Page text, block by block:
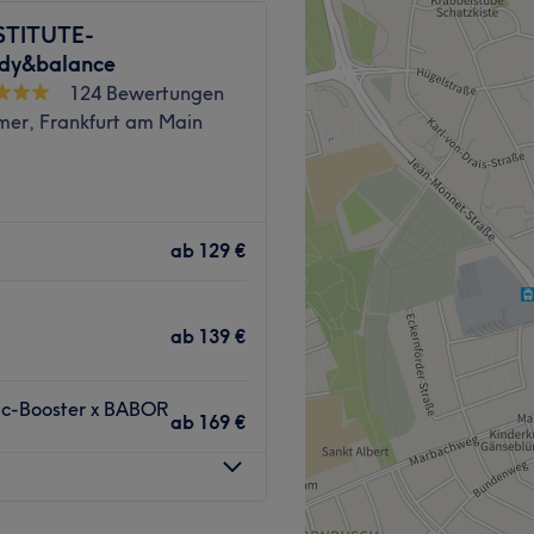
Turm.
BROWS
wie z.B.:
124 Bewertungen
Frankfurt am Main
ab 129 €
ab 139 €
x BABOR
ab 169 €